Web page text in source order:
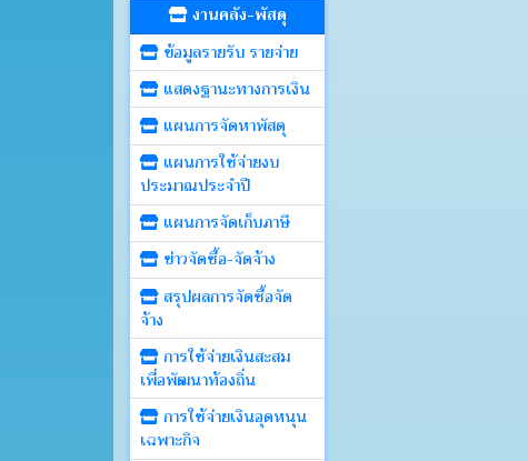
งานคลัง-พัสดุ
ข้อมูลรายรับ รายจ่าย
แสดงฐานะทางการเงิน
แผนการจัดหาพัสดุ
แผนการใช้จ่ายงบ
ประมาณประจำปี
แผนการจัดเก็บภาษี
ข่าวจัดซื้อ-จัดจ้าง
สรุปผลการจัดซื้อจัด
จ้าง
การใช้จ่ายเงินสะสม
เพื่อพัฒนาท้องถิ่น
การใช้จ่ายเงินอุดหนุน
เฉพาะกิจ